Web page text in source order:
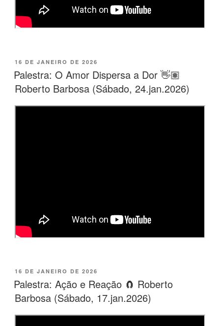
PUBLICADO
EM
16 DE JANEIRO DE 2026
Palestra: O Amor Dispersa a Dor 👋🏽
Roberto Barbosa (Sábado, 24.jan.2026)
PUBLICADO
EM
16 DE JANEIRO DE 2026
Palestra: Ação e Reação 🧲 Roberto
Barbosa (Sábado, 17.jan.2026)